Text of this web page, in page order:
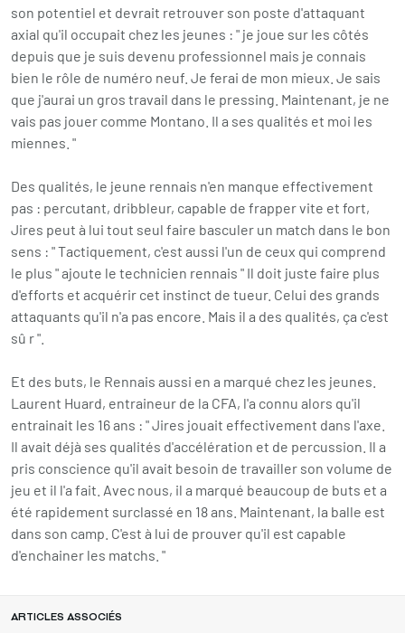
son potentiel et devrait retrouver son poste d'attaquant
axial qu'il occupait chez les jeunes : " je joue sur les côtés
depuis que je suis devenu professionnel mais je connais
bien le rôle de numéro neuf. Je ferai de mon mieux. Je sais
que j'aurai un gros travail dans le pressing. Maintenant, je ne
vais pas jouer comme Montano. Il a ses qualités et moi les
miennes. "
Des qualités, le jeune rennais n'en manque effectivement
pas : percutant, dribbleur, capable de frapper vite et fort,
Jires peut à lui tout seul faire basculer un match dans le bon
sens : " Tactiquement, c'est aussi l'un de ceux qui comprend
le plus " ajoute le technicien rennais " Il doit juste faire plus
d'efforts et acquérir cet instinct de tueur. Celui des grands
attaquants qu'il n'a pas encore. Mais il a des qualités, ça c'est
sû r ".
Et des buts, le Rennais aussi en a marqué chez les jeunes.
Laurent Huard, entraineur de la CFA, l'a connu alors qu'il
entrainait les 16 ans : " Jires jouait effectivement dans l'axe.
Il avait déjà ses qualités d'accélération et de percussion. Il a
pris conscience qu'il avait besoin de travailler son volume de
jeu et il l'a fait. Avec nous, il a marqué beaucoup de buts et a
été rapidement surclassé en 18 ans. Maintenant, la balle est
dans son camp. C'est à lui de prouver qu'il est capable
d'enchainer les matchs. "
ARTICLES ASSOCIÉS